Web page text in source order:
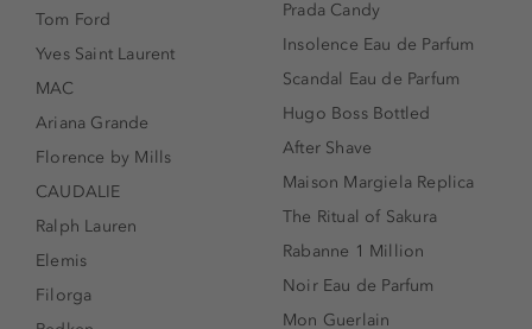
Tom Ford
Yves Saint Laurent
MAC
Ariana Grande
Florence by Mills
CAUDALIE
Ralph Lauren
Elemis
Filorga
Prada Candy
Insolence Eau de Parfum
Scandal Eau de Parfum
Hugo Boss Bottled
After Shave
Maison Margiela Replica
The Ritual of Sakura
Rabanne 1 Million
Noir Eau de Parfum
Mon Guerlain